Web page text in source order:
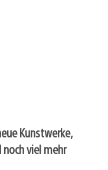
Kunstwerke,
viel mehr